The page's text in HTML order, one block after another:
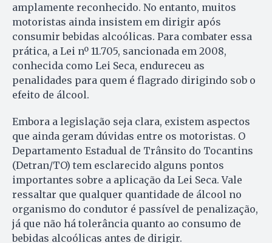
amplamente reconhecido. No entanto, muitos
motoristas ainda insistem em dirigir após
consumir bebidas alcoólicas. Para combater essa
prática, a Lei nº 11.705, sancionada em 2008,
conhecida como Lei Seca, endureceu as
penalidades para quem é flagrado dirigindo sob o
efeito de álcool.
Embora a legislação seja clara, existem aspectos
que ainda geram dúvidas entre os motoristas. O
Departamento Estadual de Trânsito do Tocantins
(Detran/TO) tem esclarecido alguns pontos
importantes sobre a aplicação da Lei Seca. Vale
ressaltar que qualquer quantidade de álcool no
organismo do condutor é passível de penalização,
já que não há tolerância quanto ao consumo de
bebidas alcoólicas antes de dirigir.